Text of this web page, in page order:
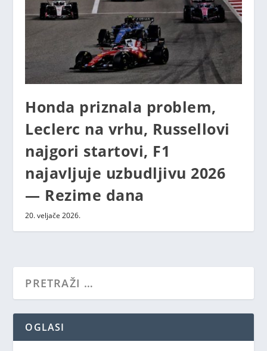
Honda priznala problem,
Leclerc na vrhu, Russellovi
najgori startovi, F1
najavljuje uzbudljivu 2026
— Rezime dana
20. veljače 2026.
OGLASI